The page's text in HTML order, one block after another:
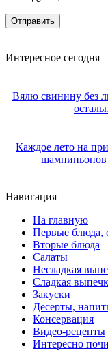
Интересное сегодня
Вялю свинину без
Каждое лето на
шампиньонов
Навигация
На главную
Первые блюда,
Вторые блюда
Салаты
Несладкая
Сладкая
Закуски
Десерты,
Консервация
Видео-рецепты
Интересно